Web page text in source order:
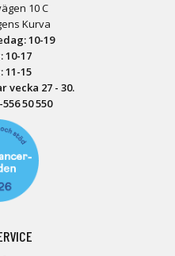
10 C
Kurva
10-19
10-17
11-15
vecka 27 - 30.
556 50 550